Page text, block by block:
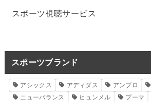
スポーツ視聴サービス
スポーツブランド
アシックス アディダス アンブロ
ニューバランス
ヒュンメル プーマ